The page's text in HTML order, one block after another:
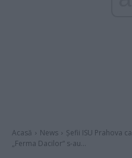
Acasă News
Șefii ISU Prahova
„Ferma Dacilor“ s-au...